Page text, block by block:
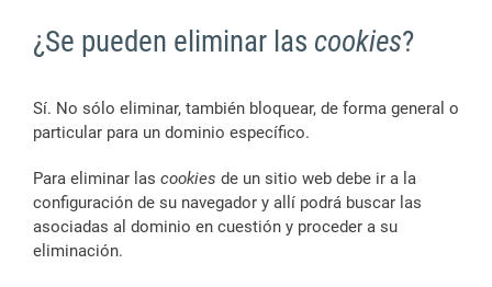
¿Se pueden eliminar las cookies?
Sí. No sólo eliminar, también bloquear, de forma general o
particular para un dominio específico.
Para eliminar las cookies de un sitio web debe ir a la
configuración de su navegador y allí podrá buscar las
asociadas al dominio en cuestión y proceder a su
eliminación.